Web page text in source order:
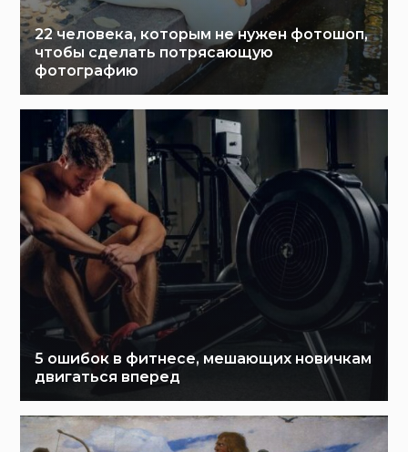
22 человека, которым не нужен фотошоп,
чтобы сделать потрясающую
фотографию
5 ошибок в фитнесе, мешающих новичкам
двигаться вперед